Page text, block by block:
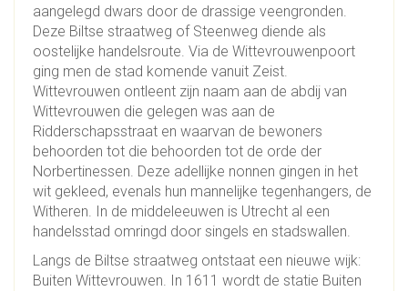
aangelegd dwars door de drassige veengronden.
Deze Biltse straatweg of Steenweg diende als
oostelijke handelsroute. Via de Wittevrouwenpoort
ging men de stad komende vanuit Zeist.
Wittevrouwen ontleent zijn naam aan de abdij van
Wittevrouwen die gelegen was aan de
Ridderschapsstraat en waarvan de bewoners
behoorden tot die behoorden tot de orde der
Norbertinessen. Deze adellijke nonnen gingen in het
wit gekleed, evenals hun mannelijke tegenhangers, de
Witheren. In de middeleeuwen is Utrecht al een
handelsstad omringd door singels en stadswallen.
Langs de Biltse straatweg ontstaat een nieuwe wijk:
Buiten Wittevrouwen. In 1611 wordt de statie Buiten